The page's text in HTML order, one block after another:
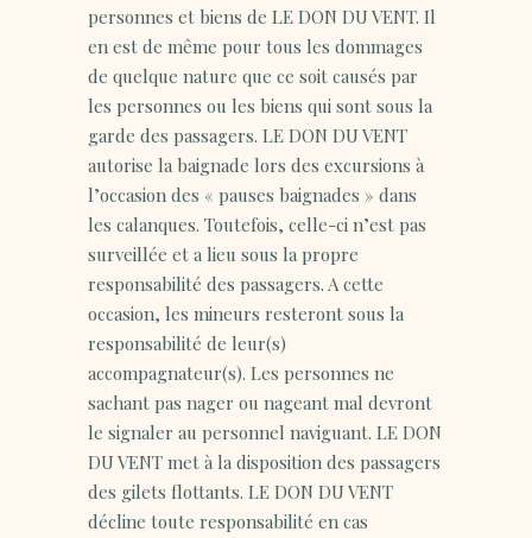
personnes et biens de LE DON DU VENT. Il
en est de même pour tous les dommages
de quelque nature que ce soit causés par
les personnes ou les biens qui sont sous la
garde des passagers. LE DON DU VENT
autorise la baignade lors des excursions à
l’occasion des « pauses baignades » dans
les calanques. Toutefois, celle-ci n’est pas
surveillée et a lieu sous la propre
responsabilité des passagers. A cette
occasion, les mineurs resteront sous la
responsabilité de leur(s)
accompagnateur(s). Les personnes ne
sachant pas nager ou nageant mal devront
le signaler au personnel naviguant. LE DON
DU VENT met à la disposition des passagers
des gilets flottants. LE DON DU VENT
décline toute responsabilité en cas